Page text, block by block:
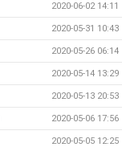
2020-06-02 14:11
2020-05-31 10:43
2020-05-26 06:14
2020-05-14 13:29
2020-05-13 20:53
2020-05-06 17:56
2020-05-05 12:25